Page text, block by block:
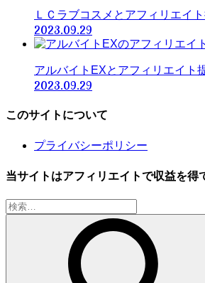
ＬＣラブコスメとアフィリエイ
2023.09.29
アルバイトEXとアフィリエイト
2023.09.29
このサイトについて
プライバシーポリシー
当サイトはアフィリエイトで収益を得
検
索: